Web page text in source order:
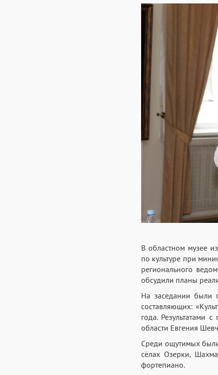
В областном музее
по культуре при
регионального
обсудили планы
На заседании были
составляющих:
года. Результатами
области Евгения
Среди ощутимых
сёлах Озерки,
фортепиано.